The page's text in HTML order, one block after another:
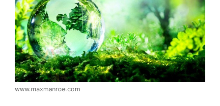
www.maxmanroe.com